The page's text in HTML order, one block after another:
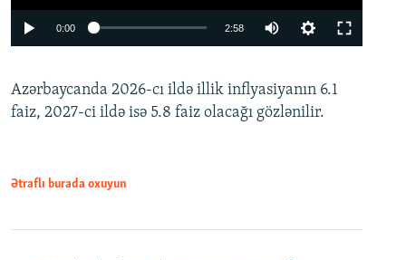
0:00 2:58
360p
480p
Azərbaycanda 2026-cı ildə illik inflyasiyanın 6.1
faiz, 2027-ci ildə isə 5.8 faiz olacağı gözlənilir.
Ətraflı burada oxuyun